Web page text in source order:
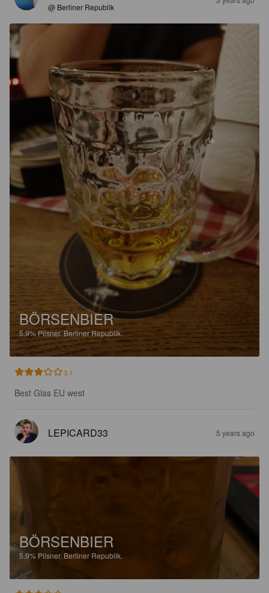
@ Berliner Republik
BÖRSENBIER
5.9%Pilsner. Berliner Republik.
3.1
Best Glas EU west
LEPICARD33 5 years ago
BÖRSENBIER
5.9% Pilsner. Berliner Republik.